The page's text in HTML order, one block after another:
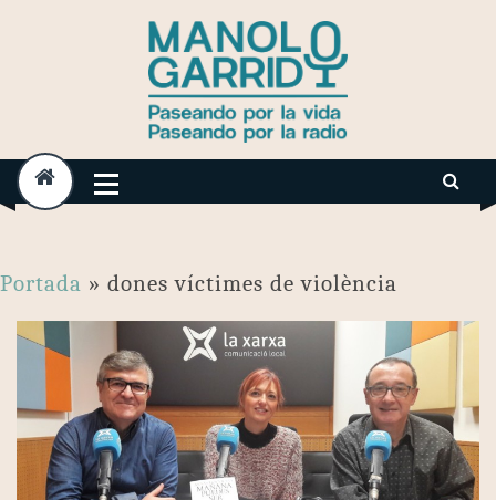
Portada » dones víctimes de violència